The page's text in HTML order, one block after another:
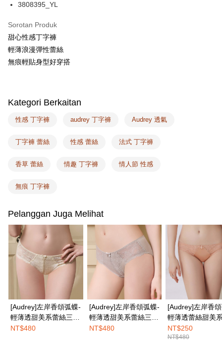
Deskripsi
Pertama, Mengenai Perkhidmatan AFTEE Beli Sekarang Bayar Kemudian
1. Dengan memilih AFTEE sebagai kaedah pembayaran, mesej
pengesahan AFTEE akan muncul.
2. Anda boleh meneruskan pembayaran selepas pengesahan SMS.
manakala ahli aplikasi akan menerima pemberitahuan tolak aplikasi
AFTEE.
5. Tiada bayaran diperlukan apabila anda menerima produk. Sila buat
pembayaran di empat kedai serbaneka utama, ATM atau perbankan
AFTEE.
Sila ambil perhatian bahawa tempoh pembayaran adalah 14 hari. Walau
bagaimanapun, bagi mereka yang telah memuat turun Aplikasi AFTEE
sehingga 45 hari.
ditambah dengan bilangan hari yang boleh dilanjutkan oleh AFTEE. Anda
pesanan. Walau bagaimanapun, tiada jaminan bahawa anda boleh
menerima pesanan anda semasa tempoh pembayaran (cth.: produk
prapesanan atau produk yang mungkin mengambil masa yang lebih
lama untuk dihantar). Oleh itu, anda dikehendaki membuat pembayaran
kepada AFTEE dalam tempoh sama ada anda menerima pesanan.
Kedua, Sekatan Pembayaran
1. Jumlah yang diperakui untuk pengguna kali pertama boleh sehingga
NT$10,000. Amaun diperakui sebenar yang diluluskan akan berdasarkan
keputusan pensijilan dan semakan oleh AFTEE.
2. Amaun perbelanjaan minimum mestilah lebih besar daripada NT$20.
3. Pada masa ini hanya tersedia untuk ahli Taiwan.
Pemindahan ATM
Pilihan Penghantaran
NT$1,500 atau lebih
NT$100/pesanan | Penghantaran percuma untuk pesanan
7-11取付
NT$100/pesanan | Penghantaran percuma untuk pesanan
付款後7-11取貨
NT$100/pesanan | Penghantaran percuma untuk pesanan
NT$1,500 atau lebih
宅配
NT$100/pesanan | Penghantaran percuma untuk pesanan
NT$1,500 atau lebih
EASY SHOP門市速取
Penghantaran percuma
Penghantaran ke luar negara Kadar Penghantaran
3808395_YL
Sorotan Produk
甜心性感丁字褲
輕薄浪漫彈性蕾絲
無痕輕貼身型好穿搭
Kategori Berkaitan
性感 丁字褲 audrey 丁字褲 Audrey 透氣
丁字褲 蕾絲 性感 蕾絲 法式 丁字褲
香草 蕾絲 情趣 丁字褲 情人節 性感
無痕 丁字褲
Pelanggan Juga Melihat
[Audrey]左岸香頌弧蝶-
輕薄透甜美系蕾絲三角
內褲-香草奶昔
NT$480
[Audrey]左岸香頌弧蝶-
輕薄透甜美系蕾絲三角
內褲-米殼奶茶
NT$480
[Audrey]左岸香
輕薄透蕾絲甜美
內褲-蜜藕粉
NT$250
NT$480